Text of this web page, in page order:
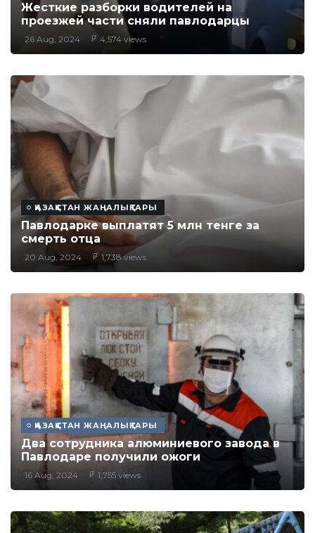
Жесткие разборки водителей на
проезжей части сняли павлодарцы
26 Aug, 2024 4,574 views
ҚАЗАҚСТАН ЖАҢАЛЫҚТАРЫ
Павлодарке выплатят 5 млн тенге за
смерть отца
20 Aug, 2024 1,738 views
ҚАЗАҚСТАН ЖАҢАЛЫҚТАРЫ
Два сотрудника алюминиевого завода в
Павлодаре получили ожоги
16 Aug, 2024 1,755 views